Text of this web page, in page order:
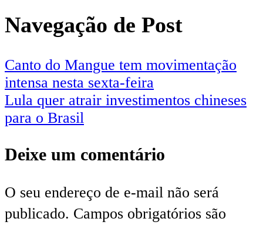
Navegação de Post
Canto do Mangue tem movimentação
intensa nesta sexta-feira
Lula quer atrair investimentos chineses
para o Brasil
Deixe um comentário
O seu endereço de e-mail não será
publicado. Campos obrigatórios são